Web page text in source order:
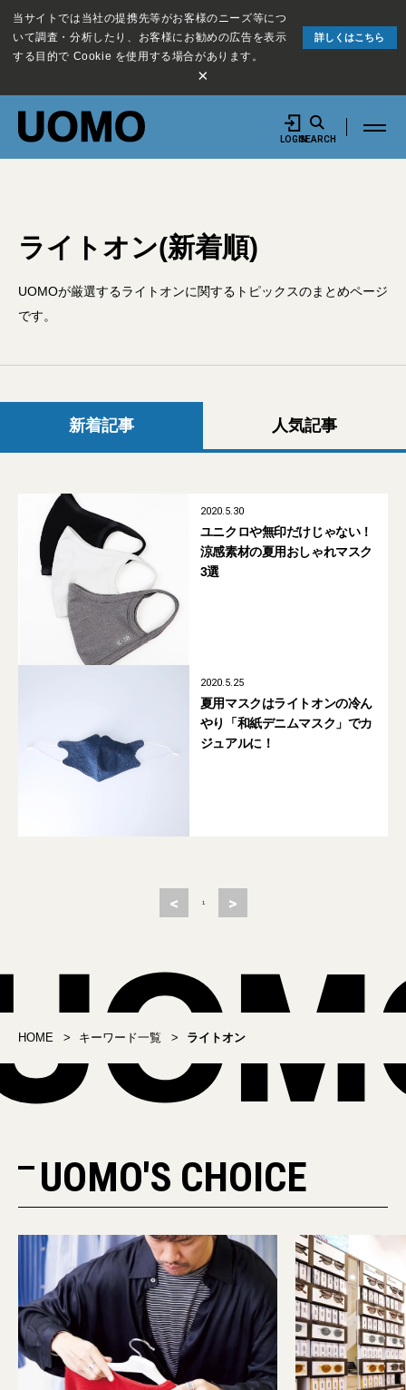
当サイトでは当社の提携先等がお客様のニーズ等につ
いて調査・分析したり、お客様にお勧めの広告を表示
する目的で Cookie を使用する場合があります。
詳しくはこちら
×
LOGINSEARCH
ライトオン(新着順)
UOMOが厳選するライトオンに関するトピックスのまとめページ
です。
新着記事 人気記事
2020.5.30
ユニクロや無印だけじゃない！
涼感素材の夏用おしゃれマスク
3選
2020.5.25
夏用マスクはライトオンの冷ん
やり「和紙デニムマスク」でカ
ジュアルに！
< 1 >
HOME キーワード一覧 ライトオン
UOMO'S CHOICE